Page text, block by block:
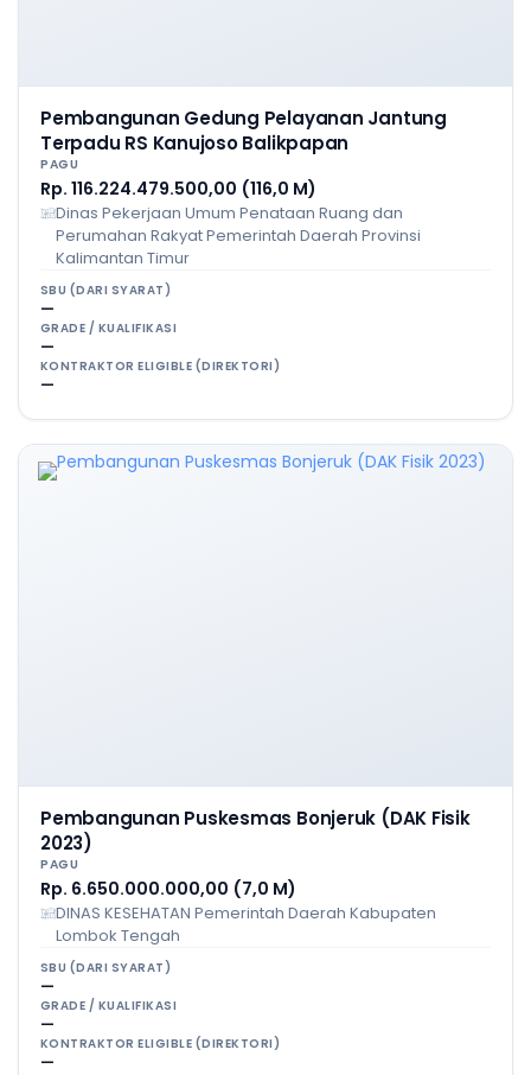
Pembangunan Gedung Pelayanan Jantung
Terpadu RS Kanujoso Balikpapan
PAGU
Rp. 116.224.479.500,00 (116,0 M)
Dinas Pekerjaan Umum Penataan Ruang dan
Perumahan Rakyat Pemerintah Daerah Provinsi
Kalimantan Timur
SBU (DARI SYARAT)
—
GRADE / KUALIFIKASI
—
KONTRAKTOR ELIGIBLE (DIREKTORI)
—
Pembangunan Puskesmas Bonjeruk (DAK Fisik
2023)
PAGU
Rp. 6.650.000.000,00 (7,0 M)
DINAS KESEHATAN Pemerintah Daerah Kabupaten
Lombok Tengah
SBU (DARI SYARAT)
—
GRADE / KUALIFIKASI
—
KONTRAKTOR ELIGIBLE (DIREKTORI)
—